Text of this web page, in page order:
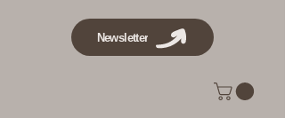
Newsletter